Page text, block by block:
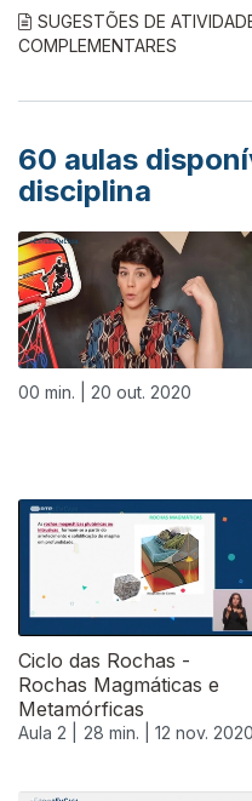
SUGESTÕES DE
COMPLEMENTARES
60 aulas
disciplina
00 min. | 20 out. 2020
Ciclo das Rochas -
Rochas Magmáticas e
Metamórficas
Aula 2 | 28 min. | 12 nov. 2020